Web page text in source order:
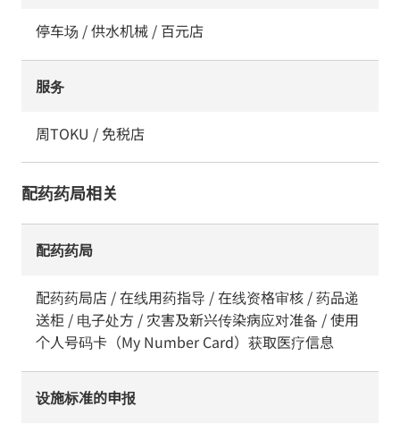
停车场 / 供水机械 / 百元店
服务
周TOKU / 免税店
配药药局相关
配药药局
配药药局店 / 在线用药指导 / 在线资格审核 / 药品递
送柜 / 电子处方 / 灾害及新兴传染病应对准备 / 使用
个人号码卡（My Number Card）获取医疗信息
设施标准的申报